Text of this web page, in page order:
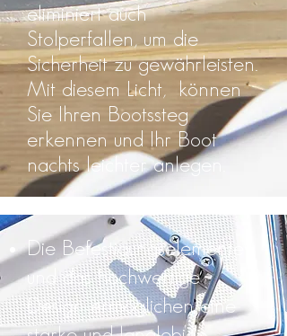
eliminiert auch
Stolperfallen, um die
Sicherheit zu gewährleisten.
Mit diesem Licht, können
Sie Ihren Bootssteg
erkennen und Ihr Boot
nachts leichter anlegen.
Die Befestigungselemente
und das hochwertige
Design ermöglichen eine